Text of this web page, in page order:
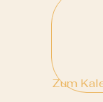
Zum